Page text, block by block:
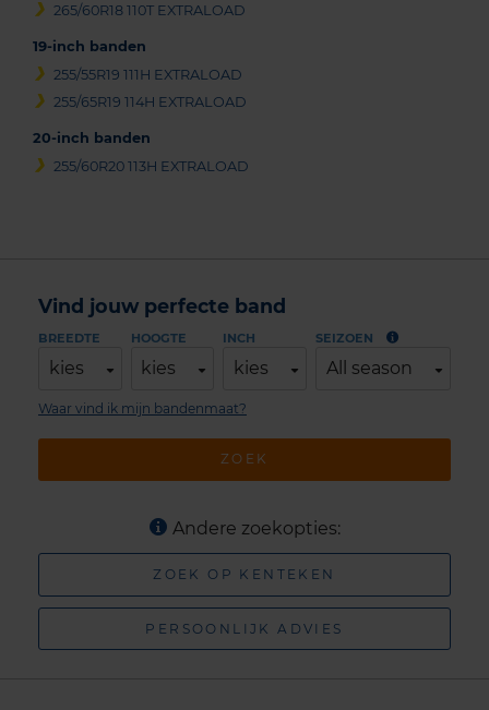
265/60R18 110T EXTRALOAD
19-inch banden
255/55R19 111H EXTRALOAD
255/65R19 114H EXTRALOAD
20-inch banden
255/60R20 113H EXTRALOAD
Vind jouw perfecte band
BREEDTE
kies
HOOGTE
kies
INCH
kies
SEIZOEN
All season
ZOEK
Waar vind ik mijn bandenmaat?
Andere zoekopties:
ZOEK OP KENTEKEN
PERSOONLIJK ADVIES